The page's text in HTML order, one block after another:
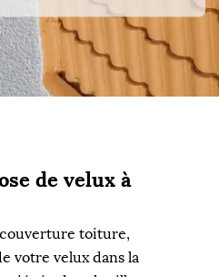
de velux à
couverture toiture,
votre velux dans la